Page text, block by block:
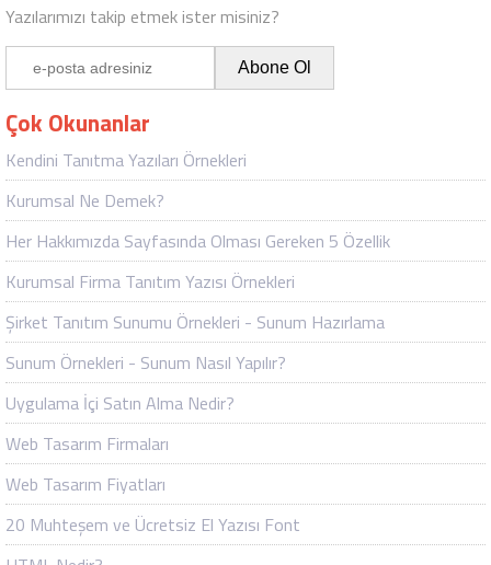
Yazılarımızı takip etmek ister misiniz?
Çok Okunanlar
Kendini Tanıtma Yazıları Örnekleri
Kurumsal Ne Demek?
Her Hakkımızda Sayfasında Olması Gereken 5 Özellik
Kurumsal Firma Tanıtım Yazısı Örnekleri
Şirket Tanıtım Sunumu Örnekleri - Sunum Hazırlama
Sunum Örnekleri - Sunum Nasıl Yapılır?
Uygulama İçi Satın Alma Nedir?
Web Tasarım Firmaları
Web Tasarım Fiyatları
20 Muhteşem ve Ücretsiz El Yazısı Font